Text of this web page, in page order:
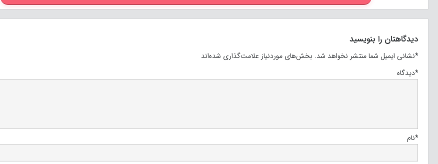
دیدگاهتان را بنویسید
نشانی ایمیل شما منتشر نخواهد شد. بخش‌های موردنیاز علامت‌گذاری شده‌اند
*
دیدگاه*
نام*